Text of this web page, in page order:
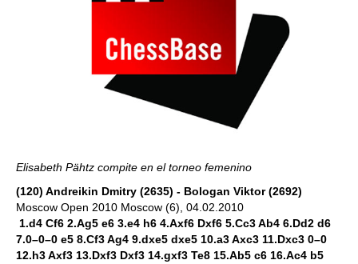
Elisabeth Pähtz compite en el torneo femenino
(120) Andreikin Dmitry (2635) - Bologan Viktor (2692)
Moscow Open 2010 Moscow (6), 04.02.2010
1.d4 Cf6 2.Ag5 e6 3.e4 h6 4.Axf6 Dxf6 5.Cc3 Ab4 6.Dd2 d6
7.0–0–0 e5 8.Cf3 Ag4 9.dxe5 dxe5 10.a3 Axc3 11.Dxc3 0–0
12.h3 Axf3 13.Dxf3 Dxf3 14.gxf3 Te8 15.Ab5 c6 16.Ac4 b5